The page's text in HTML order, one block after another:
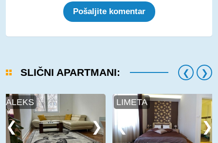
Pošaljite komentar
SLIČNI APARTMANI:
ALEKS LIMETA